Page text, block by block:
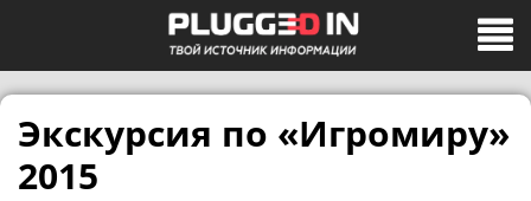
Экскурсия по «Игромиру»
2015